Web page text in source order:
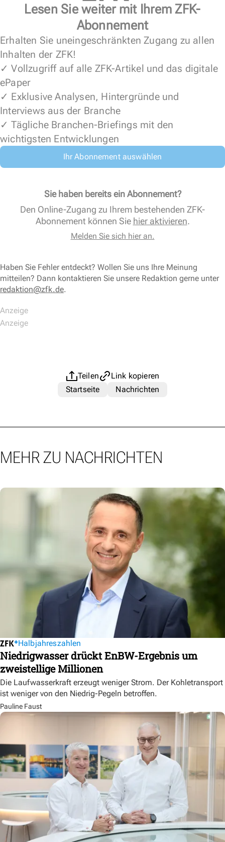
Lesen Sie weiter mit Ihrem ZFK-
Abonnement
Erhalten Sie uneingeschränkten Zugang zu allen
Inhalten der ZFK!
✓ Vollzugriff auf alle ZFK-Artikel und das digitale
ePaper
✓ Exklusive Analysen, Hintergründe und
Interviews aus der Branche
✓ Tägliche Branchen-Briefings mit den
wichtigsten Entwicklungen
Ihr Abonnement auswählen
Sie haben bereits ein Abonnement?
Den Online-Zugang zu Ihrem bestehenden ZFK-
Abonnement können Sie hier aktivieren.
Melden Sie sich hier an.
Haben Sie Fehler entdeckt? Wollen Sie uns Ihre Meinung
mitteilen? Dann kontaktieren Sie unsere Redaktion gerne unter
redaktion@zfk.de.
Teilen
Link kopieren
Startseite
Nachrichten
MEHR ZU NACHRICHTEN
Halbjahreszahlen
Niedrigwasser drückt EnBW-Ergebnis um
zweistellige Millionen
Die Laufwasserkraft erzeugt weniger Strom. Der Kohletransport
ist weniger von den Niedrig-Pegeln betroffen.
Pauline Faust